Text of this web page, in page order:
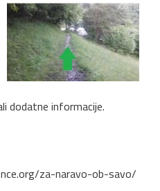
dodatne informacije.
za-naravo-ob-savo/